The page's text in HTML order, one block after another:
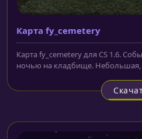
Карта fy_cemetery
Карта fy_cemetery для CS 1.6.
ночью на кладбище. Небольшая,